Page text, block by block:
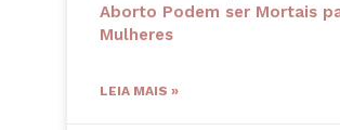
Aborto Podem ser Mortais
Mulheres
LEIA MAIS »